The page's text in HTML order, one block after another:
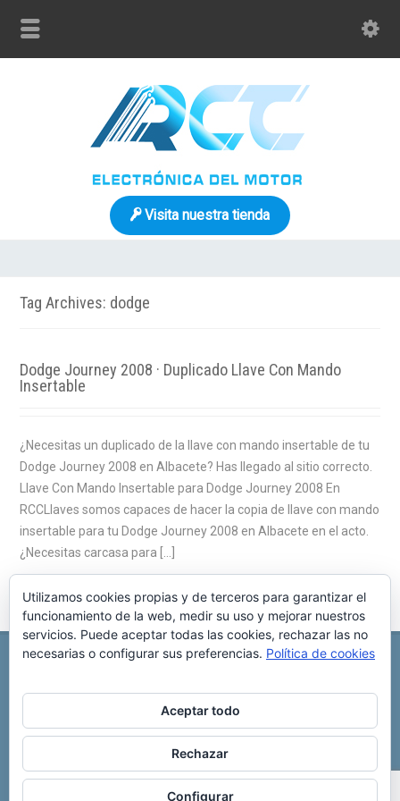
Visita nuestra tienda
Tag Archives: dodge
Dodge Journey 2008 · Duplicado Llave Con Mando
Insertable
¿Necesitas un duplicado de la llave con mando insertable de tu
Dodge Journey 2008 en Albacete? Has llegado al sitio correcto.
Llave Con Mando Insertable para Dodge Journey 2008 En
RCCLlaves somos capaces de hacer la copia de llave con mando
insertable para tu Dodge Journey 2008 en Albacete en el acto.
¿Necesitas carcasa para […]
REPARACIÓN CENTRALITA DE COCHE
C/ Virgen del pilar, 6 ,
Copyright © 2025 Reparación Centralita De Coche
Utilizamos cookies propias y de terceros para garantizar el
funcionamiento de la web, medir su uso y mejorar nuestros
servicios. Puede aceptar todas las cookies, rechazar las no
necesarias o configurar sus preferencias. Política de cookies
Aceptar todo
Rechazar
Configurar